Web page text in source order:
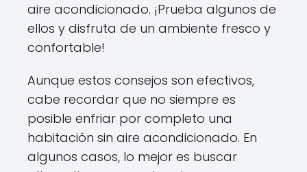
aire acondicionado. ¡Prueba algunos de
ellos y disfruta de un ambiente fresco y
confortable!
Aunque estos consejos son efectivos,
cabe recordar que no siempre es
posible enfriar por completo una
habitación sin aire acondicionado. En
algunos casos, lo mejor es buscar